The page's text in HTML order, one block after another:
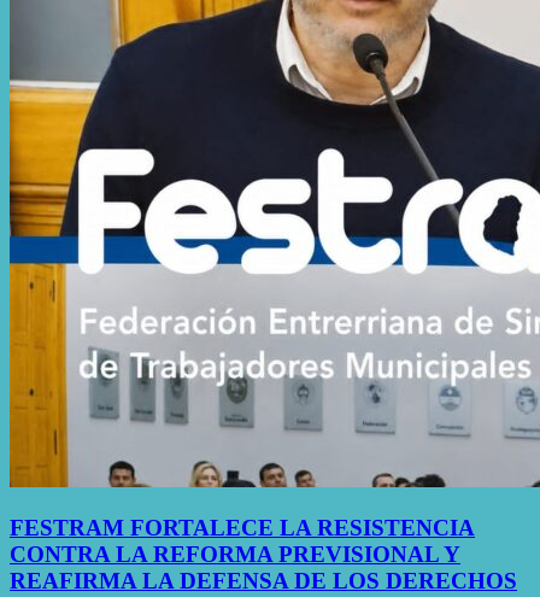
FESTRAM FORTALECE LA RESISTENCIA
CONTRA LA REFORMA PREVISIONAL Y
REAFIRMA LA DEFENSA DE LOS DERECHOS